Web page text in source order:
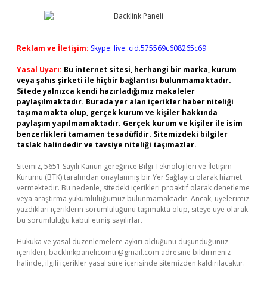
Reklam ve İletişim: Skype: live:.cid.575569c608265c69
Yasal Uyarı: Bu internet sitesi, herhangi bir marka, kurum
veya şahıs şirketi ile hiçbir bağlantısı bulunmamaktadır.
Sitede yalnızca kendi hazırladığımız makaleler
paylaşılmaktadır. Burada yer alan içerikler haber niteliği
taşımamakta olup, gerçek kurum ve kişiler hakkında
paylaşım yapılmamaktadır. Gerçek kurum ve kişiler ile isim
benzerlikleri tamamen tesadüfidir. Sitemizdeki bilgiler
taslak halindedir ve tavsiye niteliği taşımazlar.
Sitemiz, 5651 Sayılı Kanun gereğince Bilgi Teknolojileri ve İletişim
Kurumu (BTK) tarafından onaylanmış bir Yer Sağlayıcı olarak hizmet
vermektedir. Bu nedenle, sitedeki içerikleri proaktif olarak denetleme
veya araştırma yükümlülüğümüz bulunmamaktadır. Ancak, üyelerimiz
yazdıkları içeriklerin sorumluluğunu taşımakta olup, siteye üye olarak
bu sorumluluğu kabul etmiş sayılırlar.
Hukuka ve yasal düzenlemelere aykırı olduğunu düşündüğünüz
içerikleri, backlinkpanelicomtr@gmail.com adresine bildirmeniz
halinde, ilgili içerikler yasal süre içerisinde sitemizden kaldırılacaktır.